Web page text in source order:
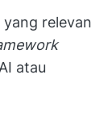
relevan
atau